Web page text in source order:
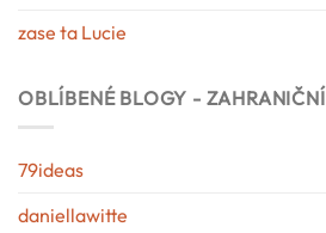
zase ta Lucie
OBLÍBENÉ BLOGY - ZAHRANIČNÍ
79ideas
daniellawitte